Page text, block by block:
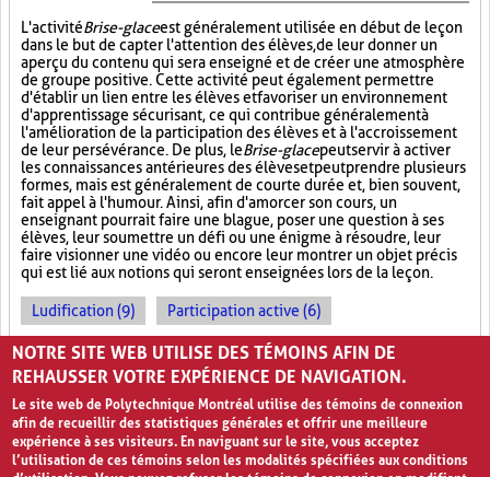
L'activitéBrise-glaceest généralement utilisée en début de leçon
dans le but de capter l'attention des élèves, de leur donner un
aperçu du contenu qui sera enseigné et de créer une atmosphère
de groupe positive. Cette activité peut également permettre
d'établir un lien entre les élèves et favoriser un environnement
d'apprentissage sécurisant, ce qui contribue généralement à
l'amélioration de la participation des élèves et à l'accroissement
de leur persévérance. De plus, leBrise-glacepeut servir à activer
les connaissances antérieures des élèves et peut prendre plusieurs
formes, mais est généralement de courte durée et, bien souvent,
fait appel à l'humour. Ainsi, afin d'amorcer son cours, un
enseignant pourrait faire une blague, poser une question à ses
élèves, leur soumettre un défi ou une énigme à résoudre, leur
faire visionner une vidéo ou encore leur montrer un objet précis
qui est lié aux notions qui seront enseignées lors de la leçon.
Ludification (9) Participation active (6)
Réactivation des connaissances (2)
NOTRE SITE WEB UTILISE DES TÉMOINS AFIN DE
REHAUSSER VOTRE EXPÉRIENCE DE NAVIGATION.
Le site web de Polytechnique Montréal utilise des témoins de connexion
afin de recueillir des statistiques générales et offrir une meilleure
expérience à ses visiteurs. En naviguant sur le site, vous acceptez
l’utilisation de ces témoins selon les modalités spécifiées aux conditions